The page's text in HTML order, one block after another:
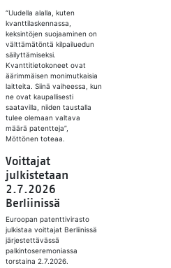
“Uudella alalla, kuten
kvanttilaskennassa,
keksintöjen suojaaminen on
välttämätöntä kilpailuedun
säilyttämiseksi.
Kvanttitietokoneet ovat
äärimmäisen monimutkaisia
laitteita. Siinä vaiheessa, kun
ne ovat kaupallisesti
saatavilla, niiden taustalla
tulee olemaan valtava
määrä patentteja”,
Möttönen toteaa.
Voittajat
julkistetaan
2.7.2026
Berliinissä
Euroopan patenttivirasto
julkistaa voittajat Berliinissä
järjestettävässä
palkintoseremoniassa
torstaina 2.7.2026.